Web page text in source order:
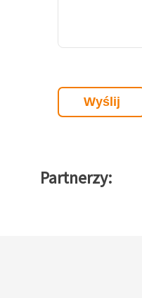
Partnerzy